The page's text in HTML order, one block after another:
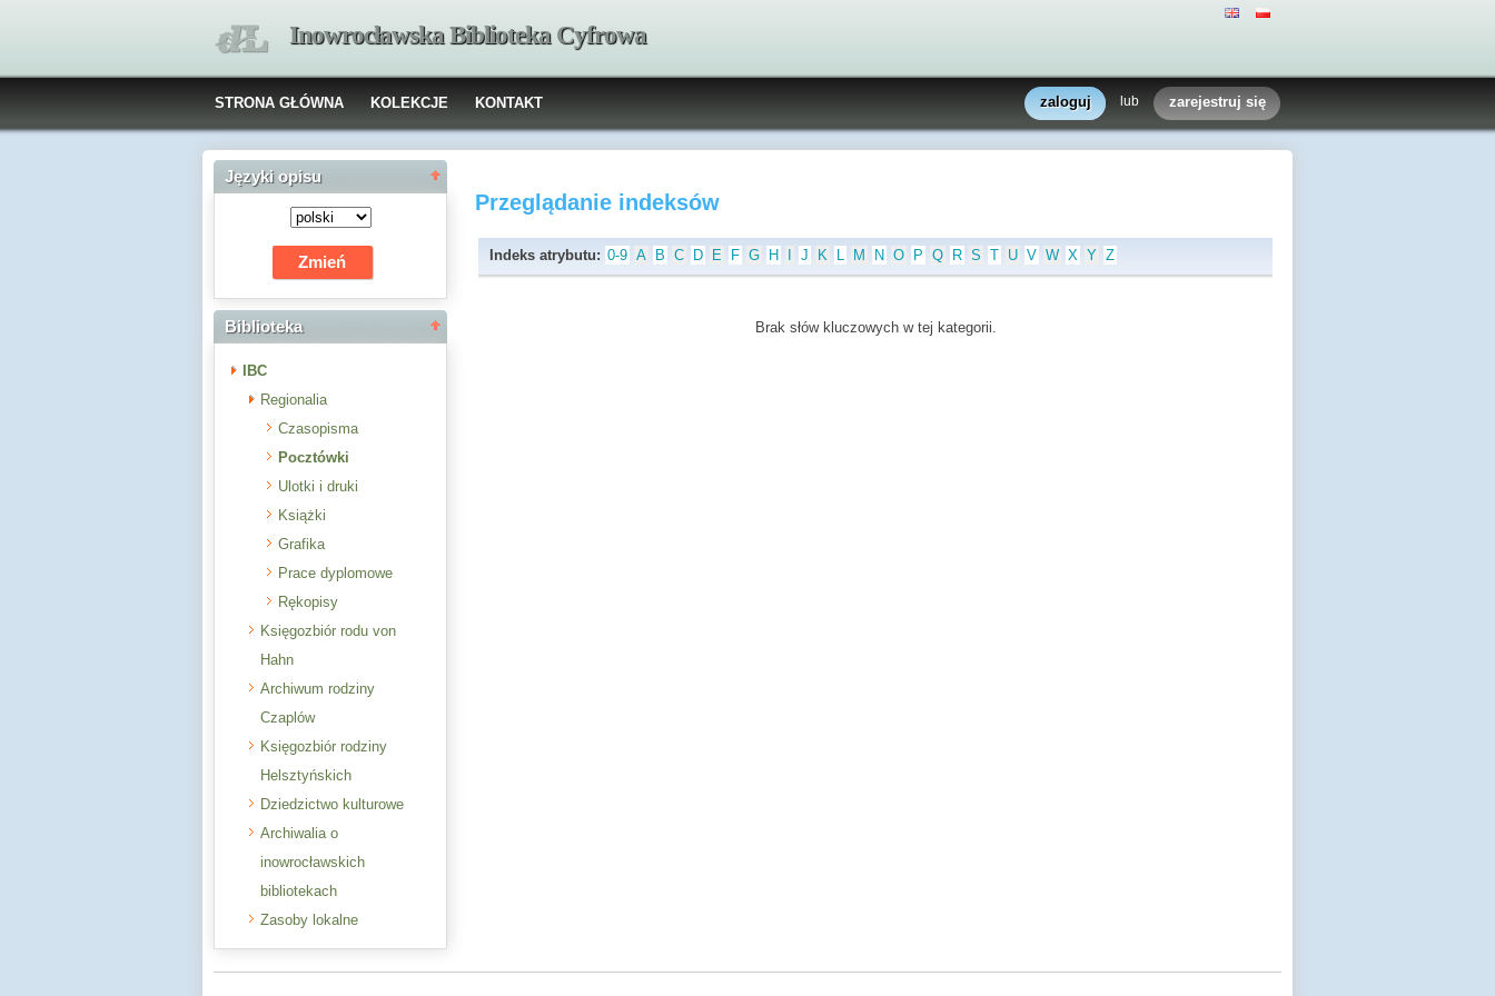
Inowrocławska Biblioteka Cyfrowa
STRONA GŁÓWNA KOLEKCJE KONTAKT zaloguj lub zarejestruj się
Języki opisu
Biblioteka
IBC
Regionalia
Czasopisma
Pocztówki
Ulotki i druki
Książki
Grafika
Prace dyplomowe
Rękopisy
Księgozbiór rodu von
Hahn
Archiwum rodziny
Czaplów
Księgozbiór rodziny
Helsztyńskich
Dziedzictwo kulturowe
Archiwalia o
inowrocławskich
bibliotekach
Zasoby lokalne
Przeglądanie indeksów
Indeks atrybutu: 0-9 A B C D E F G H J K L M N O P Q R S T U V W X Y Z
Brak słów kluczowych w tej kategorii.